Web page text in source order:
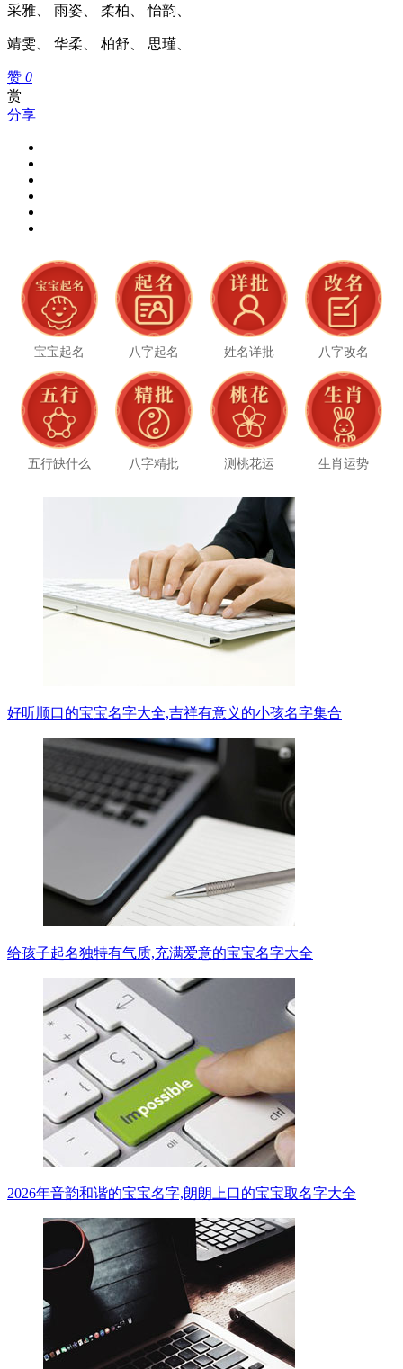
采雅、 雨姿、 柔柏、 怡韵、
靖雯、 华柔、 柏舒、 思瑾、
赞 0
赏
分享
宝宝起名 八字起名 姓名详批 八字改名
五行缺什么 八字精批 测桃花运 生肖运势
好听顺口的宝宝名字大全,吉祥有意义的小孩名字集合
给孩子起名独特有气质,充满爱意的宝宝名字大全
2026年音韵和谐的宝宝名字,朗朗上口的宝宝取名字大全